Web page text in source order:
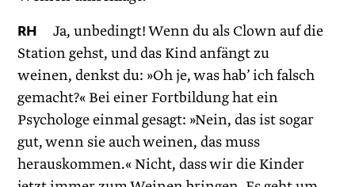
RH Ja, unbedingt! Wenn du als Clown auf die
Station gehst, und das Kind anfängt zu
weinen, denkst du: »Oh je, was hab’ ich falsch
gemacht?« Bei einer Fortbildung hat ein
Psychologe einmal gesagt: »Nein, das ist sogar
gut, wenn sie auch weinen, das muss
herauskommen.« Nicht, dass wir die Kinder